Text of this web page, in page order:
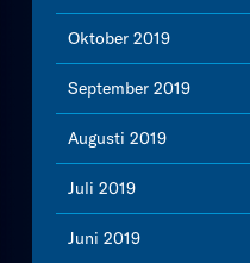
Oktober 2019
September 2019
Augusti 2019
Juli 2019
Juni 2019